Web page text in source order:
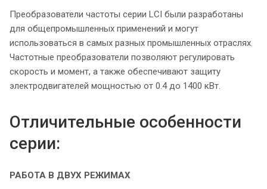
Преобразователи частоты серии LCI были разработаны
для общепромышленных применений и могут
использоваться в самых разных промышленных отраслях.
Частотные преобразователи позволяют регулировать
скорость и момент, а также обеспечивают защиту
электродвигателей мощностью от 0.4 до 1400 кВт.
Отличительные особенности
серии:
РАБОТА В ДВУХ РЕЖИМАХ